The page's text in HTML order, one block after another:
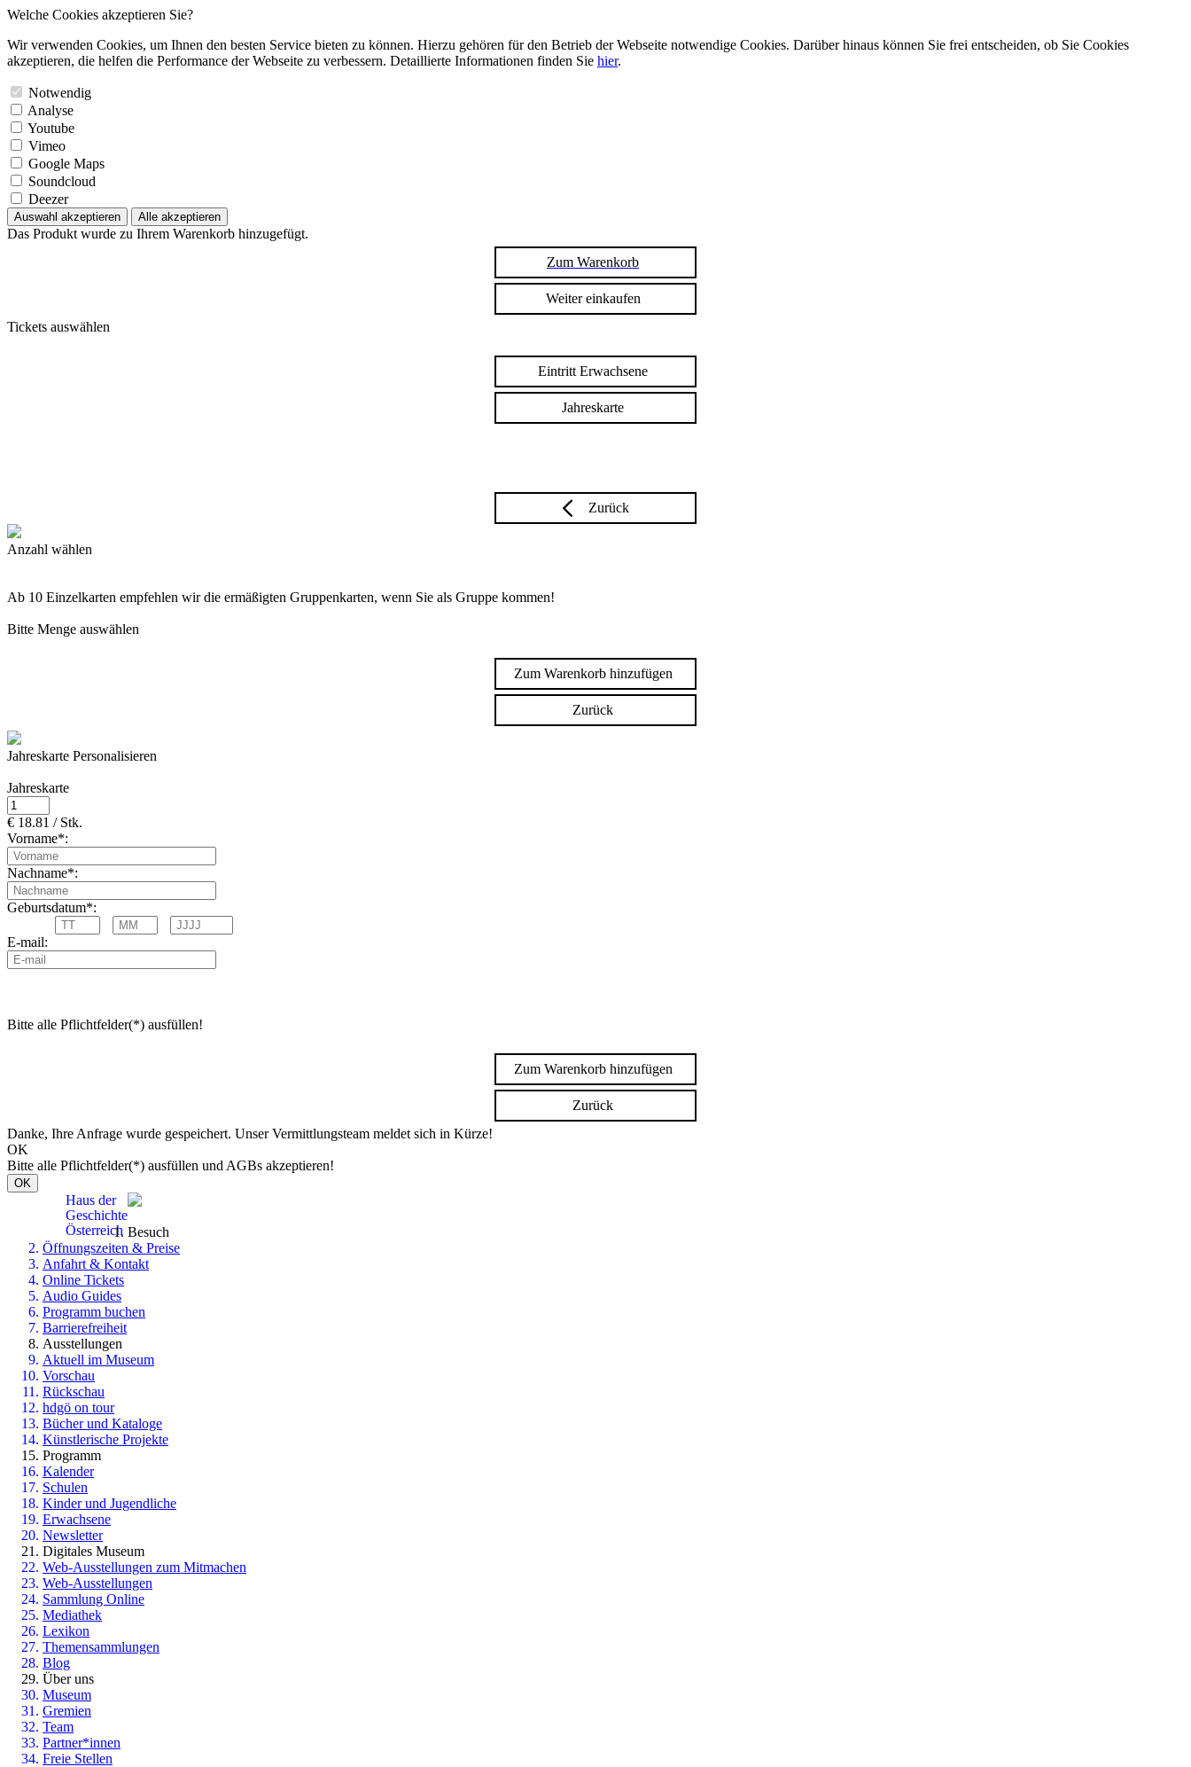
Welche Cookies akzeptieren Sie?
Wir verwenden Cookies, um Ihnen den besten Service bieten zu können. Hierzu gehören für den Betrieb der Webseite notwendige Cookies. Darüber hinaus können Sie frei entscheiden, ob Sie Cookies
akzeptieren, die helfen die Performance der Webseite zu verbessern. Detaillierte Informationen finden Sie hier.
Notwendig
Analyse
Youtube
Vimeo
Google Maps
Soundcloud
Deezer
Auswahl akzeptieren Alle akzeptieren
Das Produkt wurde zu Ihrem Warenkorb hinzugefügt.
Zum Warenkorb
Weiter einkaufen
Tickets auswählen
Eintritt Erwachsene
Jahreskarte
Zurück
Anzahl wählen
Ab 10 Einzelkarten empfehlen wir die ermäßigten Gruppenkarten, wenn Sie als Gruppe kommen!
Bitte Menge auswählen
Zum Warenkorb hinzufügen
Zurück
Jahreskarte Personalisieren
Jahreskarte
€ 18.81 / Stk.
Vorname*:
Nachname*:
Geburtsdatum*:
E-mail:
Bitte alle Pflichtfelder(*) ausfüllen!
Zum Warenkorb hinzufügen
Zurück
Danke, Ihre Anfrage wurde gespeichert. Unser Vermittlungsteam meldet sich in Kürze!
OK
Bitte alle Pflichtfelder(*) ausfüllen und AGBs akzeptieren!
OK
Haus der
Geschichte
Österreich Besuch
Öffnungszeiten & Preise
Anfahrt & Kontakt
Online Tickets
Audio Guides
Programm buchen
Barrierefreiheit
Ausstellungen
Aktuell im Museum
Vorschau
Rückschau
hdgö on tour
Bücher und Kataloge
Künstlerische Projekte
Programm
Kalender
Schulen
Kinder und Jugendliche
Erwachsene
Newsletter
Digitales Museum
Web-Ausstellungen zum Mitmachen
Web-Ausstellungen
Sammlung Online
Mediathek
Lexikon
Themensammlungen
Blog
Über uns
Museum
Gremien
Team
Partner*innen
Freie Stellen